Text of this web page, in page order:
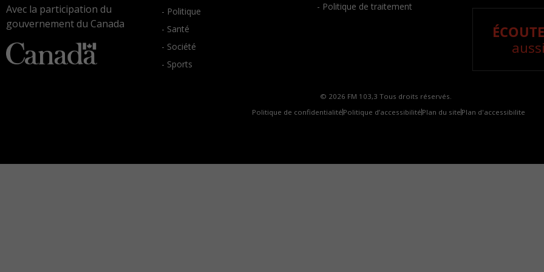
Avec la participation du
gouvernement du Canada
- Politique
- Santé
- Société
- Sports
- Politique de traitement
© 2026 FM 103,3 Tous droits réservés.
Politique de confidentialité Politique d’accessibilité Plan du site Plan d'accessibilite